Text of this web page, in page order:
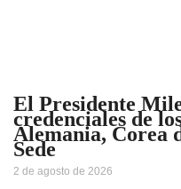
El Presidente
credenciales de
Alemania, Corea
Sede
2 de agosto de 2026